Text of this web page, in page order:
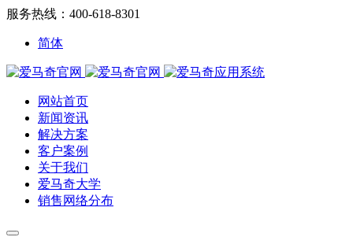
服务热线：400-618-8301
简体
网站首页
新闻资讯
解决方案
客户案例
关于我们
爱马奇大学
销售网络分布